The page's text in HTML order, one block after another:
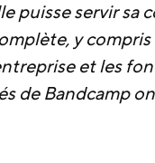
puisse servir sa
y
et les
de Bandcamp